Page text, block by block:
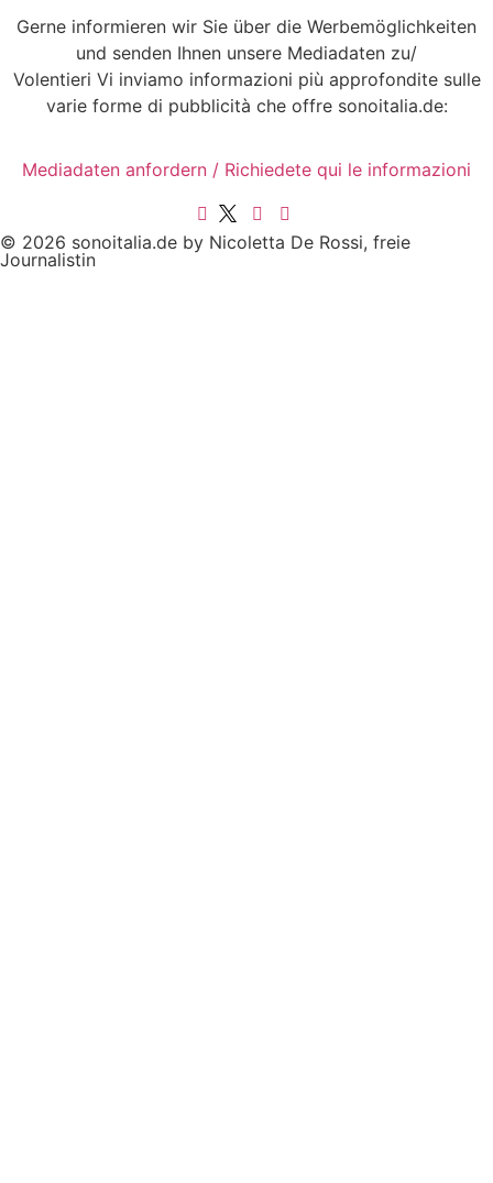
Gerne informieren wir Sie über die Werbemöglichkeiten
und senden Ihnen unsere Mediadaten zu/
Volentieri Vi inviamo informazioni più approfondite sulle
varie forme di pubblicità che offre sonoitalia.de:
Mediadaten anfordern / Richiedete qui le informazioni
© 2026 sonoitalia.de by Nicoletta De Rossi, freie
Journalistin